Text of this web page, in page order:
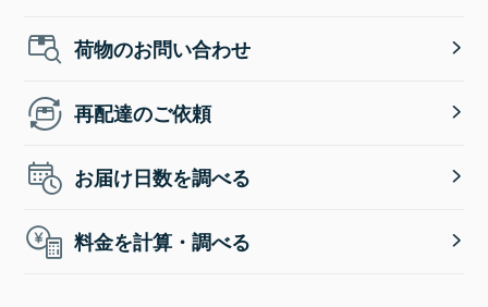
荷物のお問い合わせ
再配達のご依頼
お届け日数を調べる
料金を計算・調べる